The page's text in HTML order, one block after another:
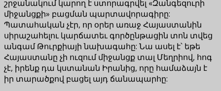
շրջանակում կարող է ստորագրվել «Զանգեզուրի
միջանցքի» բացման պարտավորագիրը:
Պատահական չէր, որ օրեր առաջ Հայաստանին
սիրաշահելու կարճատեւ գործընթացին տոն տվեց
անգամ Թուրքիայի նախագահը: Նա ասել է՝ եթե
Հայաստանը չի ուզում միջանցք տալ Մեղրիով, հոգ
չէ, իրենք դա կստանան Իրանից, որը համաձայն է
իր տարածքով բացել այդ ճանապարհը: